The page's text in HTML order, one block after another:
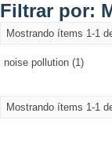
Filtrar por:
Mostrando ítems 1-1
noise pollution (1)
Mostrando ítems 1-1